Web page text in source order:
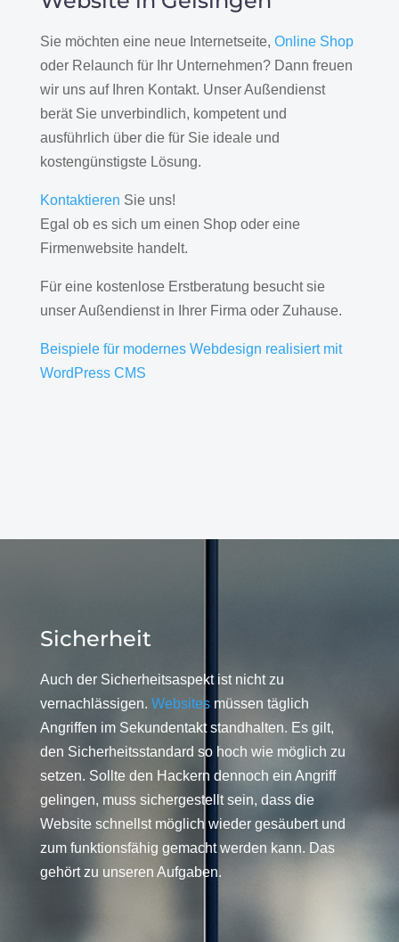
Sie möchten eine neue Internetseite, Online Shop
oder Relaunch für Ihr Unternehmen? Dann freuen
wir uns auf Ihren Kontakt. Unser Außendienst
berät Sie unverbindlich, kompetent und
ausführlich über die für Sie ideale und
kostengünstigste Lösung.
Kontaktieren Sie uns!
Egal ob es sich um einen Shop oder eine
Firmenwebsite handelt.
Für eine kostenlose Erstberatung besucht sie
unser Außendienst in Ihrer Firma oder Zuhause.
Beispiele für modernes Webdesign realisiert mit
WordPress CMS
Sicherheit
Auch der Sicherheitsaspekt ist nicht zu
vernachlässigen. Websitesmüssen täglich
Angriffen im Sekundentakt standhalten. Es gilt,
den Sicherheitsstandard so hoch wie möglich zu
setzen. Sollte den Hackern dennoch ein Angriff
gelingen, muss sichergestellt sein, dass die
Website schnellst möglich wieder gesäubert und
zum funktionsfähig gemacht werden kann. Das
gehört zu unseren Aufgaben.